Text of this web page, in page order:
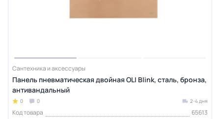
Сантехника и аксессуары
Панель пневматическая двойная OLI Blink, сталь, бронза,
антивандальный
0 0 2-4 дня
Код товара
65613